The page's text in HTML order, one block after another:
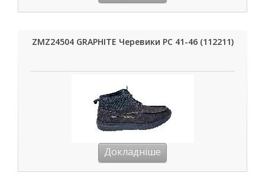
ZMZ24504 GRAPHITE Черевики РС 41-46 (112211)
Докладніше